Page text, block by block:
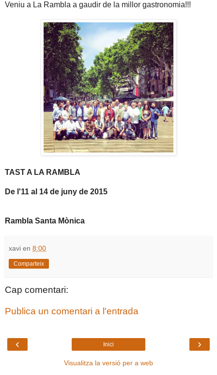
Veniu a La Rambla a gaudir de la millor gastronomia!!!
TAST A LA RAMBLA
De l'11 al 14 de juny de 2015
Rambla Santa Mònica
xavi en 8:00
Comparteix
Cap comentari:
Publica un comentari a l'entrada
‹ ›
Inici
Visualitza la versió per a web